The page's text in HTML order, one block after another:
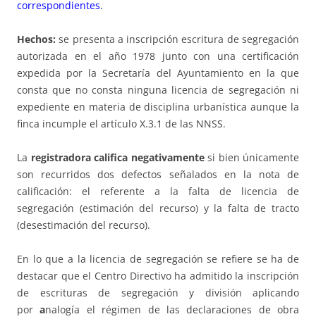
correspondientes.
Hechos: se presenta a inscripción escritura de segregación
autorizada en el año 1978 junto con una certificación
expedida por la Secretaría del Ayuntamiento en la que
consta que no consta ninguna licencia de segregación ni
expediente en materia de disciplina urbanística aunque la
finca incumple el artículo X.3.1 de las NNSS.
La registradora califica negativamentesi bien únicamente
son recurridos dos defectos señalados en la nota de
calificación: el referente a la falta de licencia de
segregación (estimación del recurso) y la falta de tracto
(desestimación del recurso).
En lo que a la licencia de segregación se refiere se ha de
destacar que el Centro Directivo ha admitido la inscripción
de escrituras de segregación y división aplicando
poranalogía el régimen de las declaraciones de obra